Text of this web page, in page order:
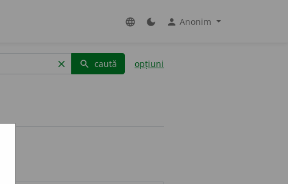
language dark_mode person Anonim
clear search caută opțiuni